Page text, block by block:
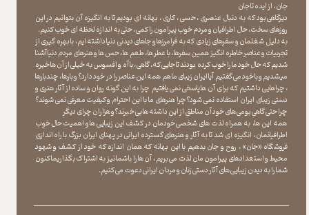
جان ، از ایده تا جان
دیرگاهی بود که به دنبال عنصری ، حسی ، کاری ، بهانه ای بودیم تا به انگیزه آن بتوانیم در این
روزهای سخت ، حال اطرافیان و مردم خوب پیرامون را کمی ، حتی به اندازه لحظه ای خوب کنیم.
به دلیل شغلمان و سفرهای زیادی که به فرامرزها و جاهای دیدنی دنیا داشته ایم، با بهره گیری از
تجربیات و عناصر خاطره انگیز همین سفرها ، با عطر ها ، طعم ها ، حس ها و هنرهای مردم دنیا آشنا
شدیم که حال خود ما را خوب کرده بودند تا جایی که، گاهی ، با آه و افسوس به خیلی از آن ها خیره
میشدیم و با خود می گفتیم آیا ایران زیبای ما هم همه این عناصر را در خود دارد؟ و بارها ، چندبارها
، چراهایی داشتیم که برای آن ها پاسخی نمی یافتیم چرا به این گونه روان و ساده از آثار هنری و
دستی زیبای ایران استفاده نمی شود؟چرا هنرهای ما با این احترام و کیفیت معرفی نمی شوند؟
چرا حتی گاهی بومی های خود آن مناطق از این داشته ها بی خبرند؟و هزاران چرای دیگر
​​​​​​​ همه این ها، به همراه لذت های شخصی خودمان در کشف این زیبایی ها و اهمیت حال خوب
اطرافیانمان ، انگیزه ای شد تا به آثار و هنرهای گسترده ایرانی در پهنای ایران بزرگ با راه اندازی
فروشگاه «جان» ، روح و جان بدهیم با این بهانه که همان اندازه که خود از کشف و شهود
محیط و استعدادهای پیرامون مان لذت می بریم ، آن ها را با شما نیز به اشتراک بگذاریماکنون
شما را به دیدن زیبایی های آثار دستی زنان و مردان ایرانی دعوت می کنیم.